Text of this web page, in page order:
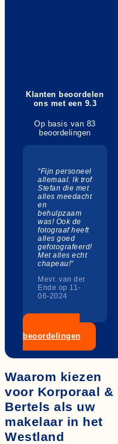
Klanten beoordelen
ons met een 9.3
Op basis van 83
beoordelingen
“Fijn personeel
allemaal. Ik trof
Stefan die met
alles meedacht
en
behulpzaam
was! Ook de
fotograaf heeft
alles goed
gefotografeerd!
Met alles echt
chapeau!”
Mevr. van der
Ende op 11-
06-2024
beoordelingen
Waarom kiezen
voor Korporaal &
Bertels als uw
makelaar in het
Westland